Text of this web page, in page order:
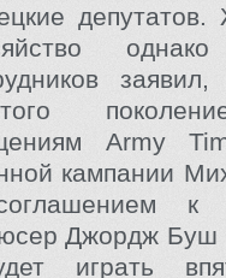
Army
кампании
к
Джордж Буш
играть